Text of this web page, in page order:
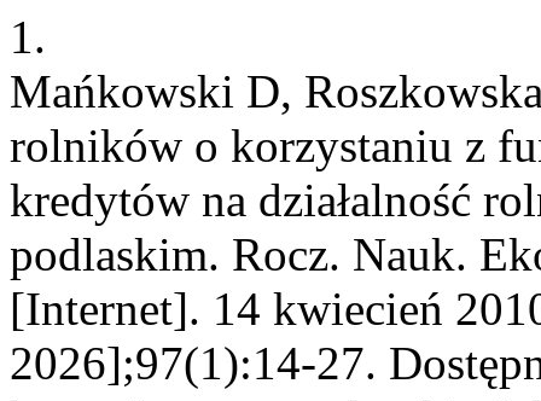
1.
Mańkowski D,
rolników o korzystaniu z
kredytów na działalność
podlaskim. Rocz. Nauk.
[Internet]. 14 kwiecień
2026];97(1):14-27.